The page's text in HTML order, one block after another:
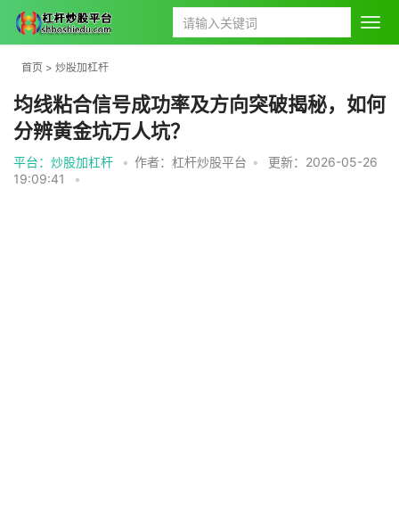
首页 > 炒股加杠杆
均线粘合信号成功率及方向突破揭秘，如何
分辨黄金坑万人坑？
平台：炒股加杠杆 • 作者：杠杆炒股平台 •
更新：2026-05-26
19:09:41
•